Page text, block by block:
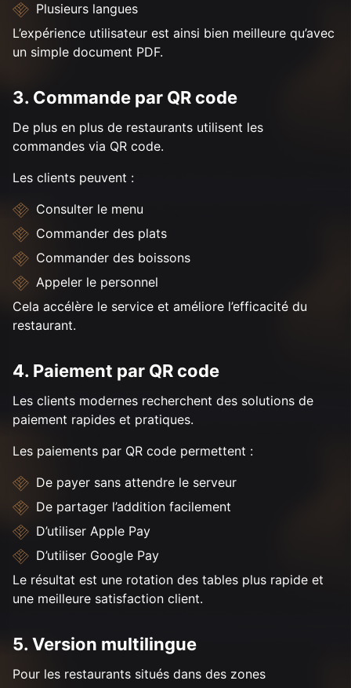
Plusieurs langues
L’expérience utilisateur est ainsi bien meilleure qu’avec
un simple document PDF.
3. Commande par QR code
De plus en plus de restaurants utilisent les
commandes via QR code.
Les clients peuvent :
Consulter le menu
Commander des plats
Commander des boissons
Appeler le personnel
Cela accélère le service et améliore l’efficacité du
restaurant.
4. Paiement par QR code
Les clients modernes recherchent des solutions de
paiement rapides et pratiques.
Les paiements par QR code permettent :
De payer sans attendre le serveur
De partager l’addition facilement
D’utiliser Apple Pay
D’utiliser Google Pay
Le résultat est une rotation des tables plus rapide et
une meilleure satisfaction client.
5. Version multilingue
Pour les restaurants situés dans des zones